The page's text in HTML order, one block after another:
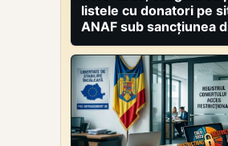
specifici.
listele cu donatori pe
ANAF sub sancțiunea